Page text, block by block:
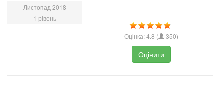
Листопад 2018
1 рівень
Оцінка:4.8 ( 350)
Оцінити